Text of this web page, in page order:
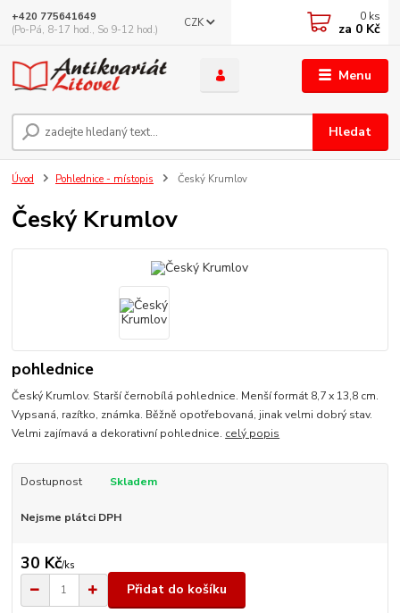
Menu
CZK
Hledat
+420 775641649
(Po-Pá, 8-17 hod., So 9-12 hod.)
0 ks
za 0 Kč
Úvod Pohlednice - místopis Český Krumlov
Český Krumlov
pohlednice
Český Krumlov. Starší černobílá pohlednice. Menší formát 8,7 x 13,8 cm.
Vypsaná, razítko, známka. Běžně opotřebovaná, jinak velmi dobrý stav.
Velmi zajímavá a dekorativní pohlednice. celý popis
Dostupnost Skladem
Nejsme plátci DPH
30 Kč/ks
Přidat do košíku